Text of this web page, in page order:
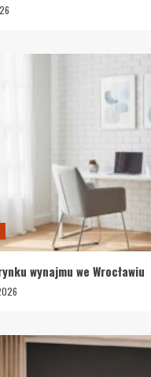
wynajmu we Wrocławiu